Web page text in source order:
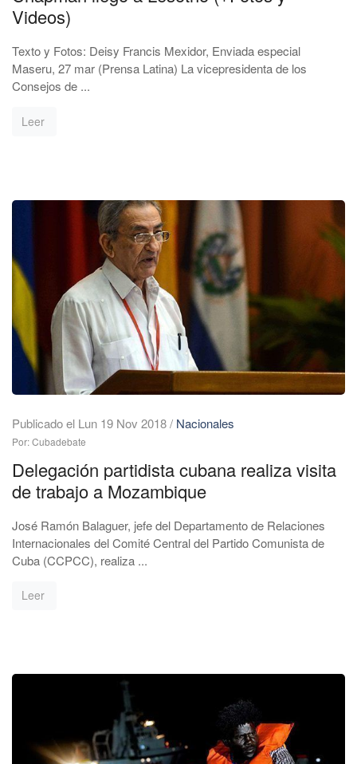
Videos)
Texto y Fotos: Deisy Francis Mexidor, Enviada especial
Maseru, 27 mar (Prensa Latina) La vicepresidenta de los
Consejos de ...
Leer
Publicado el Lun 19 Nov 2018/ Nacionales
Por: Cubadebate
Delegación partidista cubana realiza visita
de trabajo a Mozambique
José Ramón Balaguer, jefe del Departamento de Relaciones
Internacionales del Comité Central del Partido Comunista de
Cuba (CCPCC), realiza ...
Leer